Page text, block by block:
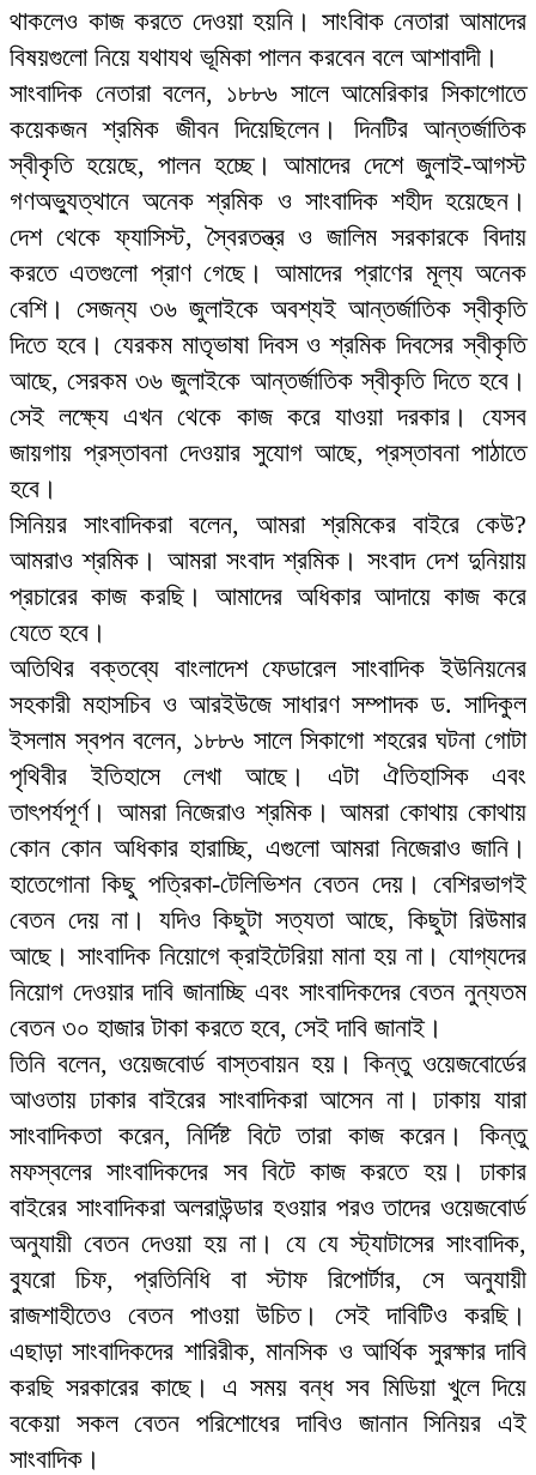
থাকলেও কাজ করতে দেওয়া হয়নি। সাংবািক নেতারা আমাদের
বিষয়গুলো নিয়ে যথাযথ ভূমিকা পালন করবেন বলে আশাবাদী।
সাংবাদিক নেতারা বলেন, ১৮৮৬ সালে আমেরিকার সিকাগোতে
কয়েকজন শ্রমিক জীবন দিয়েছিলেন। দিনটির আন্তর্জাতিক
স্বীকৃতি হয়েছে, পালন হচ্ছে। আমাদের দেশে জুলাই-আগস্ট
গণঅভ্যুত্থানে অনেক শ্রমিক ও সাংবাদিক শহীদ হয়েছেন।
দেশ থেকে ফ্যাসিস্ট, স্বৈরতন্ত্র ও জালিম সরকারকে বিদায়
করতে এতগুলো প্রাণ গেছে। আমাদের প্রাণের মূল্য অনেক
বেশি। সেজন্য ৩৬ জুলাইকে অবশ্যই আন্তর্জাতিক স্বীকৃতি
দিতে হবে। যেরকম মাতৃভাষা দিবস ও শ্রমিক দিবসের স্বীকৃতি
আছে, সেরকম ৩৬ জুলাইকে আন্তর্জাতিক স্বীকৃতি দিতে হবে।
সেই লক্ষ্যে এখন থেকে কাজ করে যাওয়া দরকার। যেসব
জায়গায় প্রস্তাবনা দেওয়ার সুযোগ আছে, প্রস্তাবনা পাঠাতে
হবে।
সিনিয়র সাংবাদিকরা বলেন, আমরা শ্রমিকের বাইরে কেউ?
আমরাও শ্রমিক। আমরা সংবাদ শ্রমিক। সংবাদ দেশ দুনিয়ায়
প্রচারের কাজ করছি। আমাদের অধিকার আদায়ে কাজ করে
যেতে হবে।
অতিথির বক্তব্যে বাংলাদেশ ফেডারেল সাংবাদিক ইউনিয়নের
সহকারী মহাসচিব ও আরইউজে সাধারণ সম্পাদক ড. সাদিকুল
ইসলাম স্বপন বলেন, ১৮৮৬ সালে সিকাগো শহরের ঘটনা গোটা
পৃথিবীর ইতিহাসে লেখা আছে। এটা ঐতিহাসিক এবং
তাৎপর্যপূর্ণ। আমরা নিজেরাও শ্রমিক। আমরা কোথায় কোথায়
কোন কোন অধিকার হারাচ্ছি, এগুলো আমরা নিজেরাও জানি।
হাতেগোনা কিছু পত্রিকা-টেলিভিশন বেতন দেয়। বেশিরভাগই
বেতন দেয় না। যদিও কিছুটা সত্যতা আছে, কিছুটা রিউমার
আছে। সাংবাদিক নিয়োগে ক্রাইটেরিয়া মানা হয় না। যোগ্যদের
নিয়োগ দেওয়ার দাবি জানাচ্ছি এবং সাংবাদিকদের বেতন নুন্যতম
বেতন ৩০ হাজার টাকা করতে হবে, সেই দাবি জানাই।
তিনি বলেন, ওয়েজবোর্ড বাস্তবায়ন হয়। কিন্তু ওয়েজবোর্ডের
আওতায় ঢাকার বাইরের সাংবাদিকরা আসেন না। ঢাকায় যারা
সাংবাদিকতা করেন, নির্দিষ্ট বিটে তারা কাজ করেন। কিন্তু
মফস্বলের সাংবাদিকদের সব বিটে কাজ করতে হয়। ঢাকার
বাইরের সাংবাদিকরা অলরাউন্ডার হওয়ার পরও তাদের ওয়েজবোর্ড
অনুযায়ী বেতন দেওয়া হয় না। যে যে স্ট্যাটাসের সাংবাদিক,
ব্যুরো চিফ, প্রতিনিধি বা স্টাফ রিপোর্টার, সে অনুযায়ী
রাজশাহীতেও বেতন পাওয়া উচিত। সেই দাবিটিও করছি।
এছাড়া সাংবাদিকদের শারিরীক, মানসিক ও আর্থিক সুরক্ষার দাবি
করছি সরকারের কাছে। এ সময় বন্ধ সব মিডিয়া খুলে দিয়ে
বকেয়া সকল বেতন পরিশোধের দাবিও জানান সিনিয়র এই
সাংবাদিক।